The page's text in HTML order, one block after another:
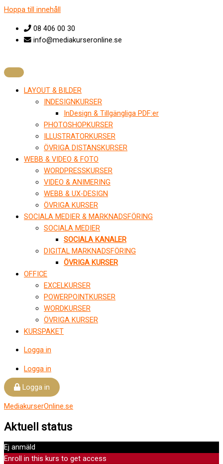
Hoppa till innehåll
08 406 00 30
info@mediakurseronline.se
LAYOUT & BILDER
INDESIGNKURSER
InDesign & Tillgängliga PDF:er
PHOTOSHOPKURSER
ILLUSTRATORKURSER
ÖVRIGA DISTANSKURSER
WEBB & VIDEO & FOTO
WORDPRESSKURSER
VIDEO & ANIMERING
WEBB & UX-DESIGN
ÖVRIGA KURSER
SOCIALA MEDIER & MARKNADSFÖRING
SOCIALA MEDIER
SOCIALA KANALER
DIGITAL MARKNADSFÖRING
ÖVRIGA KURSER
OFFICE
EXCELKURSER
POWERPOINTKURSER
WORDKURSER
ÖVRIGA KURSER
KURSPAKET
Logga in
Logga in
Logga in
MediakurserOnline.se
Aktuell status
Ej anmäld
Enroll in this kurs to get access